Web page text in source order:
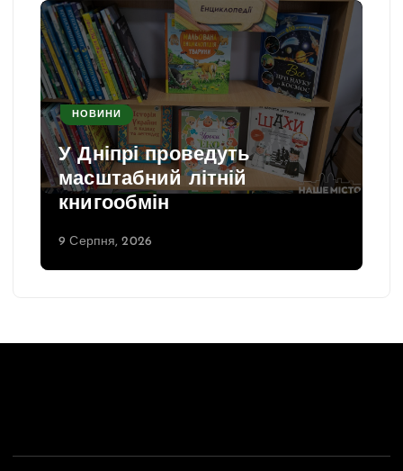
НОВИНИ
У Дніпрі проведуть
масштабний літній
книгообмін
9 Серпня, 2026